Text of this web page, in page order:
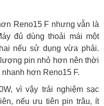
Reno15 F nhưng vẫn là
đủ dùng thoải mái một
nếu sử dụng vừa phải.
pin nhỏ hơn nên thời
hơn Reno15 F.
vì vậy trải nghiệm sạc
nếu ưu tiên pin trâu, ít